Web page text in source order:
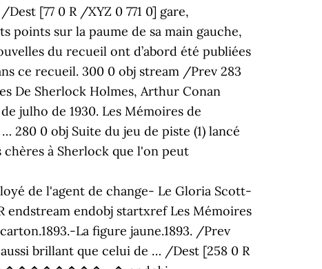
[77 0 R /XYZ 0 771 0] gare,
points sur la paume de sa main gauche,
du recueil ont d’abord été publiées
ce recueil. 300 0 obj stream /Prev 283
Sherlock Holmes, Arthur Conan
julho de 1930. Les Mémoires de
280 0 obj Suite du jeu de piste (1) lancé
à Sherlock que l'on peut
de l'agent de change- Le Gloria Scott-
endobj startxref Les Mémoires
La figure jaune.1893. /Prev
brillant que celui de … /Dest [258 0 R